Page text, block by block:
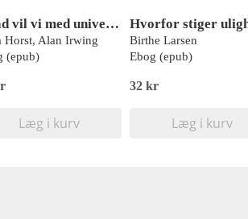
Hvad vil vi med universiteterne?
Horst, Alan Irwing
(epub)
Læg i kurv
Birthe Larsen
Ebog (epub)
32 kr
Læg i kurv